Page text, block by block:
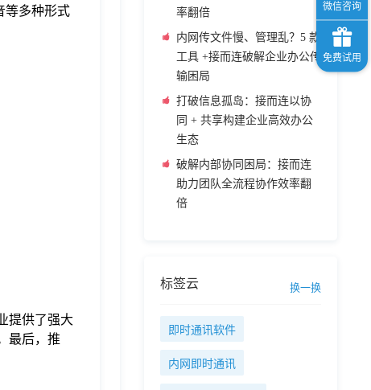
等多种形式
提供了强大
最后，推
率翻倍
内网传文件慢、管理乱？5 款
工具 +接而连破解企业办公传
输困局
打破信息孤岛：接而连以协
同 + 共享构建企业高效办公
生态
破解内部协同困局：接而连
助力团队全流程协作效率翻
倍
标签云 换一换
即时通讯软件
内网即时通讯